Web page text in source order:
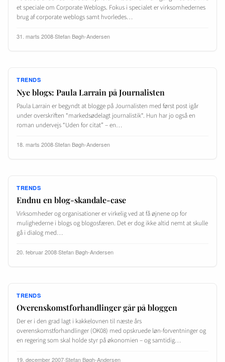
et speciale om Corporate Weblogs. Fokus i specialet er virksomhedernes
brug af corporate weblogs samt hvorledes…
31. marts 2008·Stefan Bøgh-Andersen
TRENDS
Nye blogs: Paula Larrain på Journalisten
Paula Larrain er begyndt at blogge på Journalisten med først post igår
under overskriften “markedsødelagt journalistik“. Hun har jo også en
roman undervejs “Uden for citat” – en…
18. marts 2008·Stefan Bøgh-Andersen
TRENDS
Endnu en blog-skandale-case
Virksomheder og organisationer er virkelig ved at få øjnene op for
mulighederne i blogs og blogosfæren. Det er dog ikke altid nemt at skulle
gå i dialog med…
20. februar 2008·Stefan Bøgh-Andersen
TRENDS
Overenskomstforhandlinger går på bloggen
Der er i den grad lagt i kakkelovnen til næste års
overenskomstforhandlinger (OK08) med opskruede løn-forventninger og
en regering som skal holde styr på økonomien – og samtidig…
19. december 2007·Stefan Bøgh-Andersen